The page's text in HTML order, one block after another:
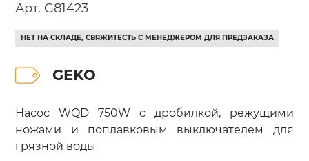
Арт. G81423
НЕТ НА СКЛАДЕ, СВЯЖИТЕСТЬ С МЕНЕДЖЕРОМ ДЛЯ ПРЕДЗАКАЗА
GEKO
Насос WQD 750W с дробилкой, режущими
ножами и поплавковым выключателем для
грязной воды